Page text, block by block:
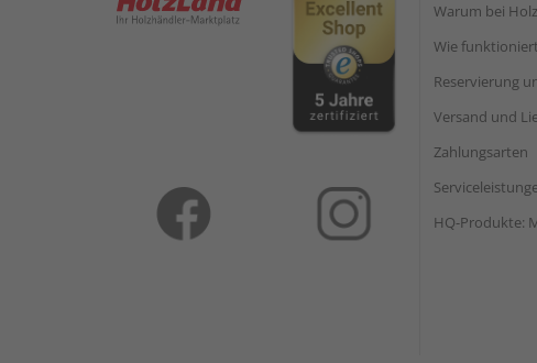
Warum bei
Wie
Reservierung
Versand und
Zahlungsarten
HQ-Produkte: